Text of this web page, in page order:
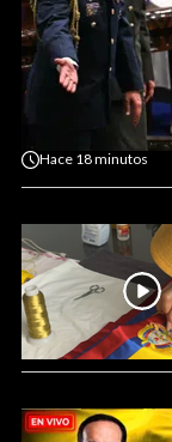
Hace 18 minutos